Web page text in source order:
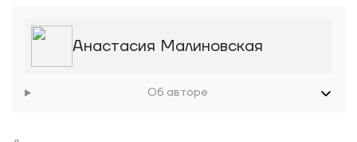
Анастасия Малиновская
Об авторе